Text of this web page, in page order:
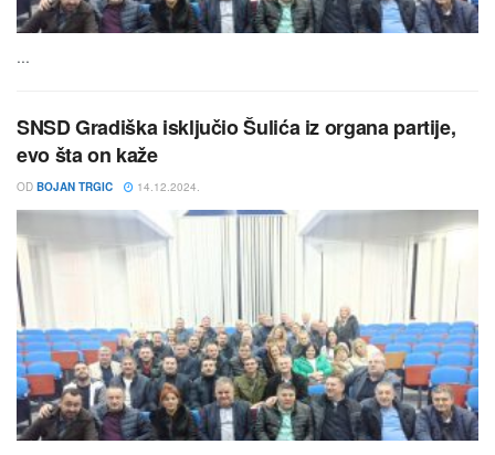
...
SNSD Gradiška isključio Šulića iz organa partije,
evo šta on kaže
OD BOJAN TRGIC 14.12.2024.